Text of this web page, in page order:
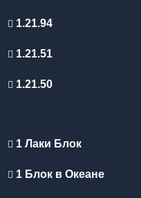
1.21.94
1.21.51
1.21.50
1 Лаки Блок
1 Блок в Океане